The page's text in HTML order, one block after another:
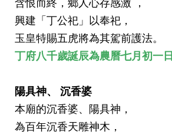
含恨而終， 鄉人心存感激 ，
興建「丁公祀」以奉祀，
玉皇特賜五虎將為其駕前護法。
丁府八千歲誕辰為農曆七月初一日
陽具神、
沉香婆
本廟的沉香婆、陽具神，
為百年沉香天雕神木，